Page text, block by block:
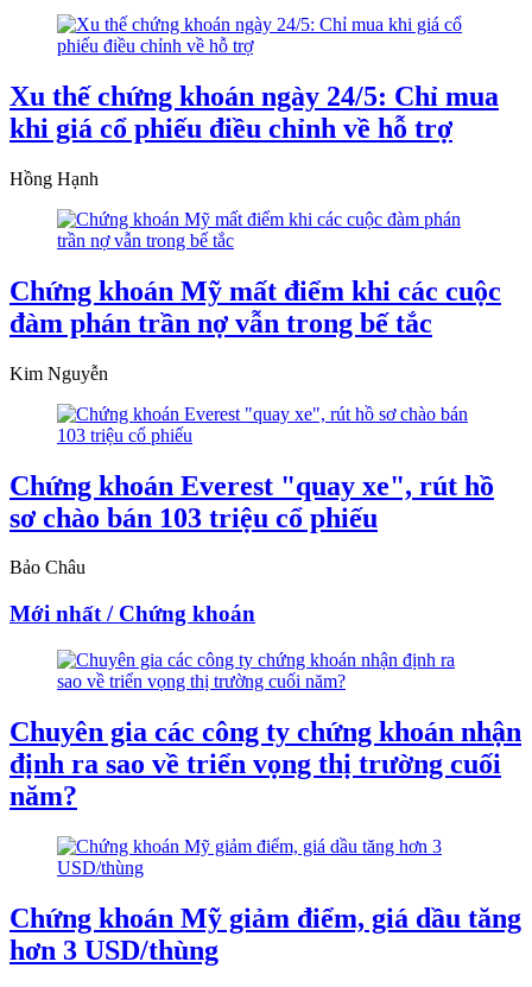
Xu thế chứng khoán ngày 24/5: Chỉ mua
khi giá cổ phiếu điều chỉnh về hỗ trợ
Hồng Hạnh
Chứng khoán Mỹ mất điểm khi các cuộc
đàm phán trần nợ vẫn trong bế tắc
Kim Nguyễn
Chứng khoán Everest "quay xe", rút hồ
sơ chào bán 103 triệu cổ phiếu
Bảo Châu
Mới nhất / Chứng khoán
Chuyên gia các công ty chứng khoán nhận
định ra sao về triển vọng thị trường cuối
năm?
Chứng khoán Mỹ giảm điểm, giá dầu tăng
hơn 3 USD/thùng